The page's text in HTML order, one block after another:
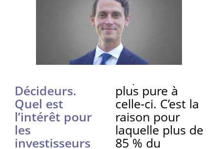
Décideurs.
Quel est
l’intérêt pour
les
investisseurs
plus pure à
celle-ci. C’est la
raison pour
laquelle plus de
85 % du